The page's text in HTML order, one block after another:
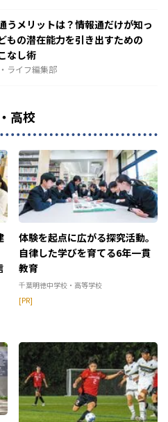
うメリットは？情報通だけが知っ
もの潜在能力を引き出すための
なし術
ライフ編集部
高校
体験を起点に広がる探究活動。
自律した学びを育てる6年一貫
教育
千葉明徳中学校・高等学校
[PR]